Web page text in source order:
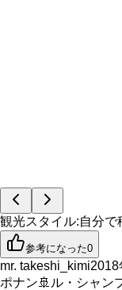
観光スタイル:自分で
参考になった0
mr. takeshi_kimi2018
ポナン 🚢 ル・シャン